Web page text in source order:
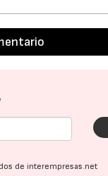
de interempresas.net